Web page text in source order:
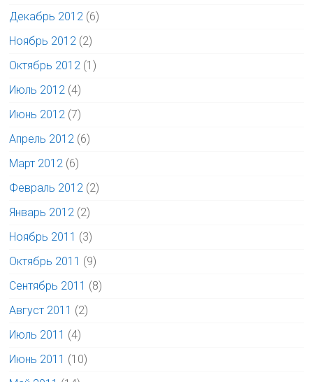
Декабрь 2012 (6)
Ноябрь 2012 (2)
Октябрь 2012 (1)
Июль 2012 (4)
Июнь 2012 (7)
Апрель 2012 (6)
Март 2012 (6)
Февраль 2012 (2)
Январь 2012 (2)
Ноябрь 2011 (3)
Октябрь 2011 (9)
Сентябрь 2011 (8)
Август 2011 (2)
Июль 2011 (4)
Июнь 2011 (10)